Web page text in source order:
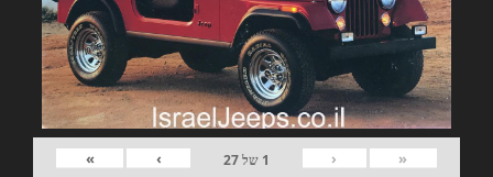
«
‹
1 של27
›
»